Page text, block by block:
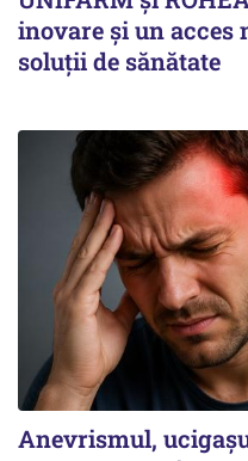
inovare și un acces
soluții de sănătate
Anevrismul,